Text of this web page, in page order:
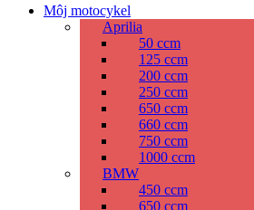
Môj motocykel
Aprilia
50 ccm
125 ccm
200 ccm
250 ccm
650 ccm
660 ccm
750 ccm
1000 ccm
BMW
450 ccm
650 ccm